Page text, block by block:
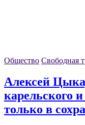
Общество Свободная
Алексей
карельского
только в